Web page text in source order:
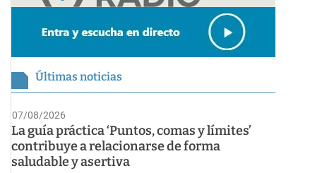
Últimas noticias
07/08/2026
La guía práctica ‘Puntos, comas y límites’
contribuye a relacionarse de forma
saludable y asertiva